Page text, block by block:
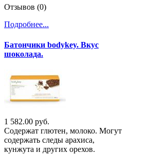
Отзывов (0)
Подробнее...
Батончики bodykey. Вкус
шоколада.
1 582.00 руб.
Содержат глютен, молоко. Могут
содержать следы арахиса,
кунжута и других орехов.